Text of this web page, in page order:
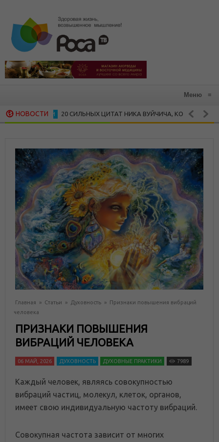
Меню ≡
НОВОСТИ
20 СИЛЬНЫХ ЦИТАТ НИКА ВУЙЧИЧА, КОТОРЫЕ ЗАРАЖАЮТ
Главная » Статьи » Духовность » Признаки повышения вибраций
человека
ПРИЗНАКИ ПОВЫШЕНИЯ
ВИБРАЦИЙ ЧЕЛОВЕКА
06 МАЙ, 2026 ДУХОВНОСТЬ ДУХОВНЫЕ ПРАКТИКИ 7989
Каждый человек, являясь совокупностью
вибраций частиц, молекул, клеток, органов,
имеет свою индивидуальную частоту вибраций.
Совокупная частота зависит от многих